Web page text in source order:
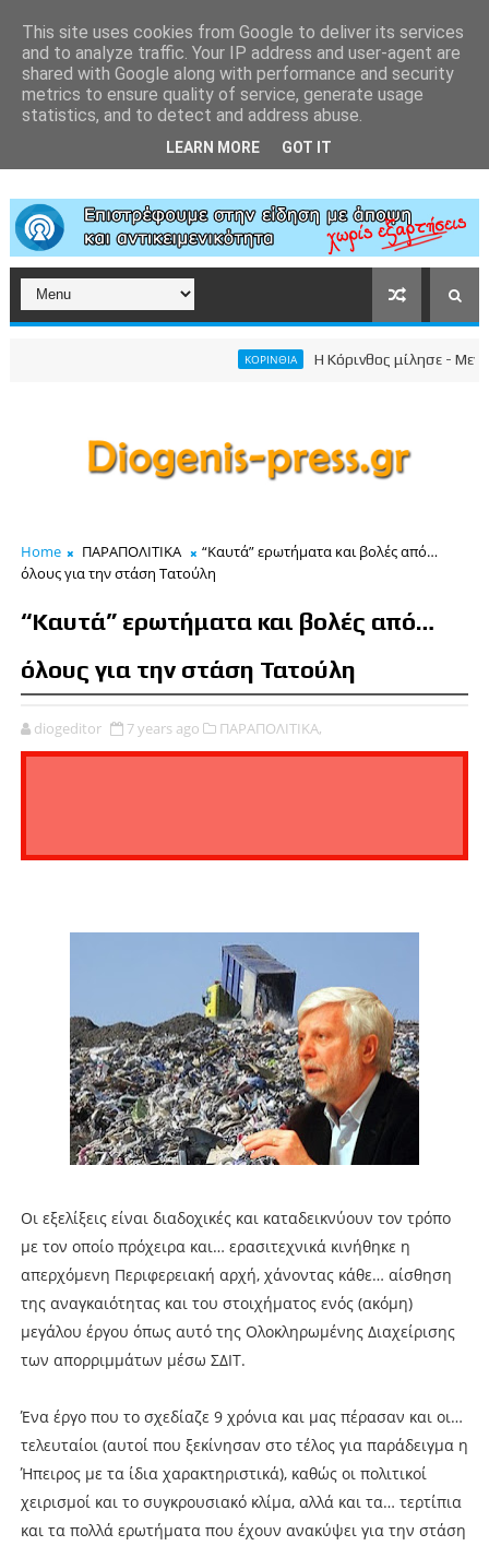
ΚΟΡΙΝΘΙΑ Η Κόρινθος μίλησε -
Home ΠΑΡΑΠΟΛΙΤΙΚΑ
“Καυτά” ερωτήματα και βολές από…
όλους για την στάση Τατούλη
“Καυτά” ερωτήματα και βολές από…
όλους για την στάση Τατούλη
diogeditor 7 years ago ΠΑΡΑΠΟΛΙΤΙΚΑ,
Οι εξελίξεις είναι διαδοχικές και καταδεικνύουν τον τρόπο
με τον οποίο πρόχειρα και… ερασιτεχνικά κινήθηκε η
απερχόμενη Περιφερειακή αρχή, χάνοντας κάθε… αίσθηση
της αναγκαιότητας και του στοιχήματος ενός (ακόμη)
μεγάλου έργου όπως αυτό της Ολοκληρωμένης Διαχείρισης
των απορριμμάτων μέσω ΣΔΙΤ.
Ένα έργο που το σχεδίαζε 9 χρόνια και μας πέρασαν και οι…
τελευταίοι (αυτοί που ξεκίνησαν στο τέλος για παράδειγμα η
Ήπειρος με τα ίδια χαρακτηριστικά), καθώς οι πολιτικοί
χειρισμοί και το συγκρουσιακό κλίμα, αλλά και τα… τερτίπια
και τα πολλά ερωτήματα που έχουν ανακύψει για την στάση
This site uses cookies from Google to deliver its services
and to analyze traffic. Your IP address and user-agent are
shared with Google along with performance and security
metrics to ensure quality of service, generate usage
statistics, and to detect and address abuse.
LEARN MORE GOT IT